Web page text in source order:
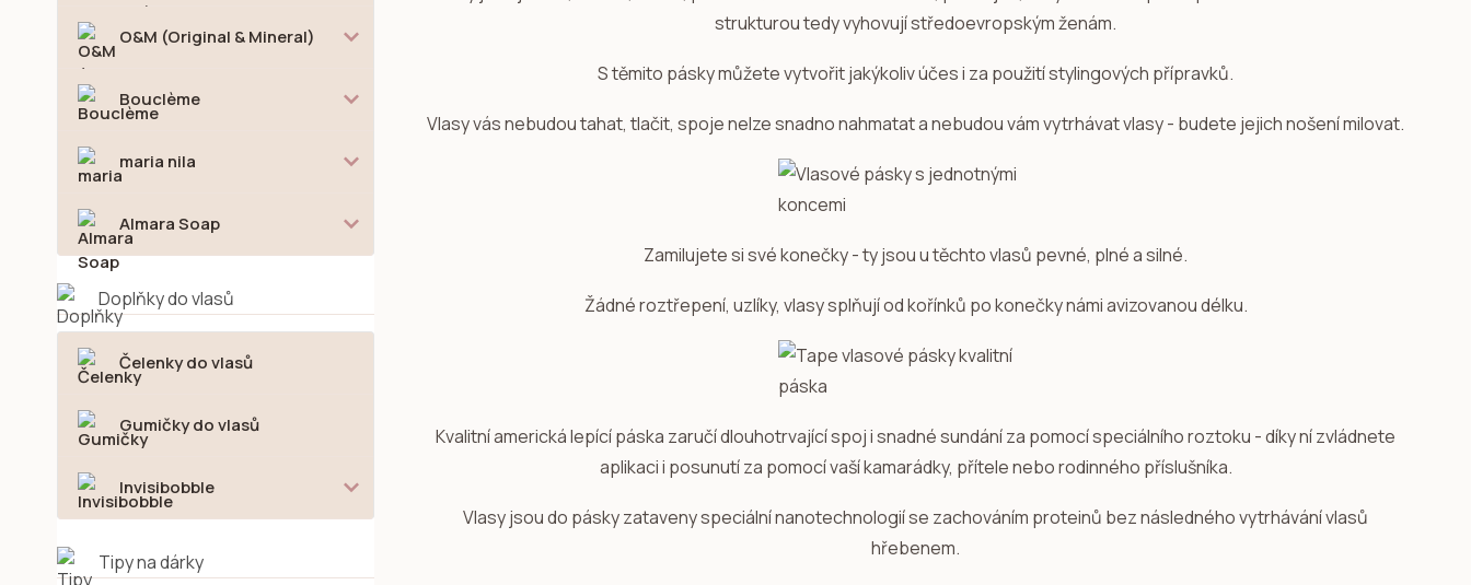
O&M (Original & Mineral)
Bouclème
maria nila
Almara Soap
Doplňky do vlasů
Čelenky do vlasů
Gumičky do vlasů
Invisibobble
Tipy na dárky
strukturou tedy vyhovují středoevropským ženám.
S těmito pásky můžete vytvořit jakýkoliv účes i za použití stylingových přípravků.
Vlasy vás nebudou tahat, tlačit, spoje nelze snadno nahmatat a nebudou vám vytrhávat vlasy - budete jejich nošení milovat.
Zamilujete si své konečky - ty jsou u těchto vlasů pevné, plné a silné.
Žádné roztřepení, uzlíky, vlasy splňují od kořínků po konečky námi avizovanou délku.
Kvalitní americká lepící páska zaručí dlouhotrvající spoj i snadné sundání za pomocí speciálního roztoku - díky ní zvládnete
aplikaci i posunutí za pomocí vaší kamarádky, přítele nebo rodinného příslušníka.
Vlasy jsou do pásky zataveny speciální nanotechnologií se zachováním proteinů bez následného vytrhávání vlasů
hřebenem.